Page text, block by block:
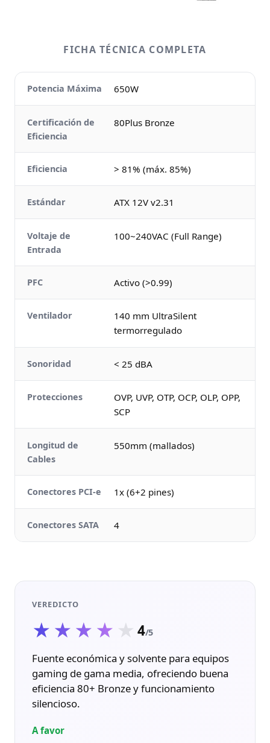
FICHA TÉCNICA COMPLETA
Potencia Máxima 650W
Certificación de
Eficiencia
80Plus Bronze
Eficiencia > 81% (máx. 85%)
Estándar ATX 12V v2.31
Voltaje de
Entrada
100~240VAC (Full Range)
PFC Activo (>0.99)
Ventilador
140 mm UltraSilent
termorregulado
Sonoridad < 25 dBA
Protecciones
OVP, UVP, OTP, OCP, OLP, OPP,
SCP
Longitud de
Cables
550mm (mallados)
Conectores PCI-e 1x (6+2 pines)
Conectores SATA 4
VEREDICTO
★★★★★
★★★★★4/5
Fuente económica y solvente para equipos
gaming de gama media, ofreciendo buena
eficiencia 80+ Bronze y funcionamiento
silencioso.
A favor